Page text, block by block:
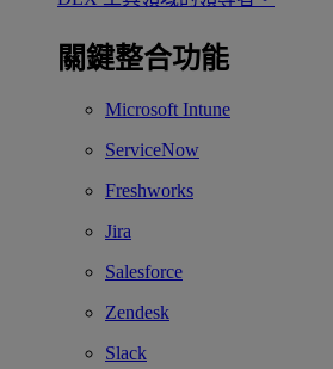
關鍵整合功能
Microsoft Intune
ServiceNow
Freshworks
Jira
Salesforce
Zendesk
Slack